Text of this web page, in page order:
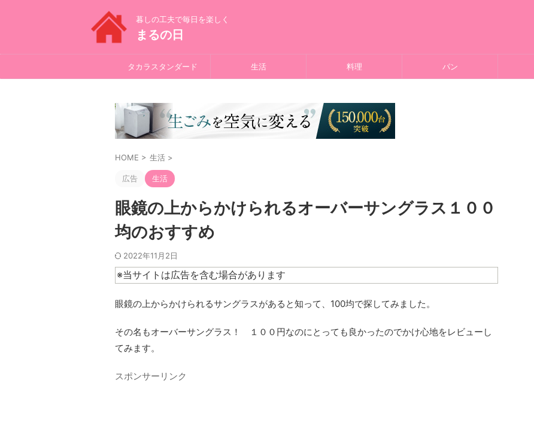
暮しの工夫で毎日を楽しく
まるの日
タカラスタンダード 生活 料理 パン
HOME > 生活 >
広告 生活
眼鏡の上からかけられるオーバーサングラス１００
均のおすすめ
2022年11月2日
※当サイトは広告を含む場合があります
眼鏡の上からかけられるサングラスがあると知って、100均で探してみました。
その名もオーバーサングラス！ １００円なのにとっても良かったのでかけ心地をレビューし
てみます。
スポンサーリンク